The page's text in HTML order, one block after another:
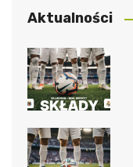
Aktualności